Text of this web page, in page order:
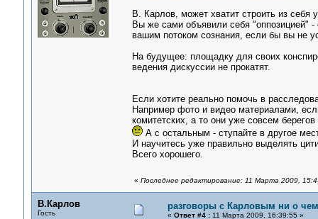
В. Карлов, может хватит строить из себя
Вы же сами объявили себя "оппозицией" -
вашим потоком сознания, если бы вы не
На будущее: площадку для своих
ведения дискуссии не прокатят.
Если хотите реально помочь в
Например фото и видео материалами,
комитетских, а то они уже совсем
А с остальным - ступайте в другое
И научитесь уже правильно выделять
Всего хорошего.
« Последнее редактирование: 11 Марта 2009,
В.Карлов
Гость
разговоры с Карловым ни о
« Ответ #4 :11 Марта 2009, 16:39:55 »